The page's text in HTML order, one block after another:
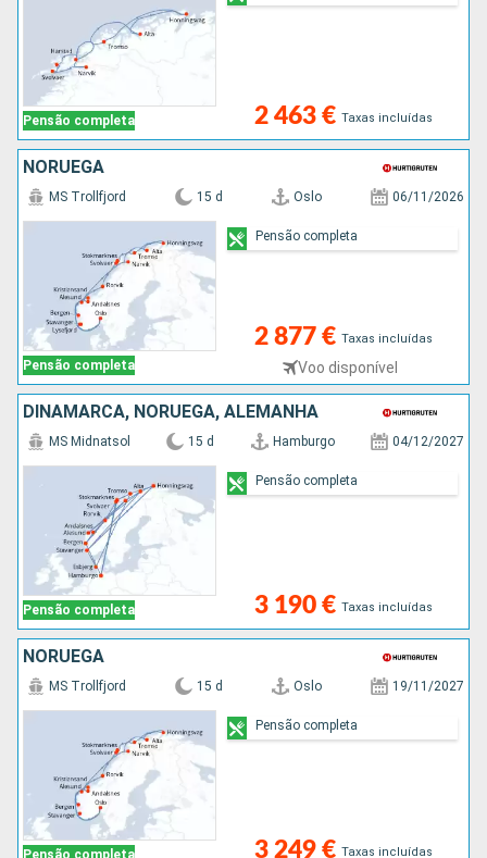
Pensão completa 2 463 € Taxas incluídas
NORUEGA
Pensão completa
MS Trollfjord 15 d Oslo 06/11/2026
2 877 € Taxas incluídas
Voo disponível
Pensão completa
DINAMARCA, NORUEGA, ALEMANHA
Pensão completa
MS Midnatsol 15 d Hamburgo 04/12/2027
3 190 € Taxas incluídas
Pensão completa
NORUEGA
Pensão completa
MS Trollfjord 15 d Oslo 19/11/2027
3 249 € Taxas incluídas
Pensão completa